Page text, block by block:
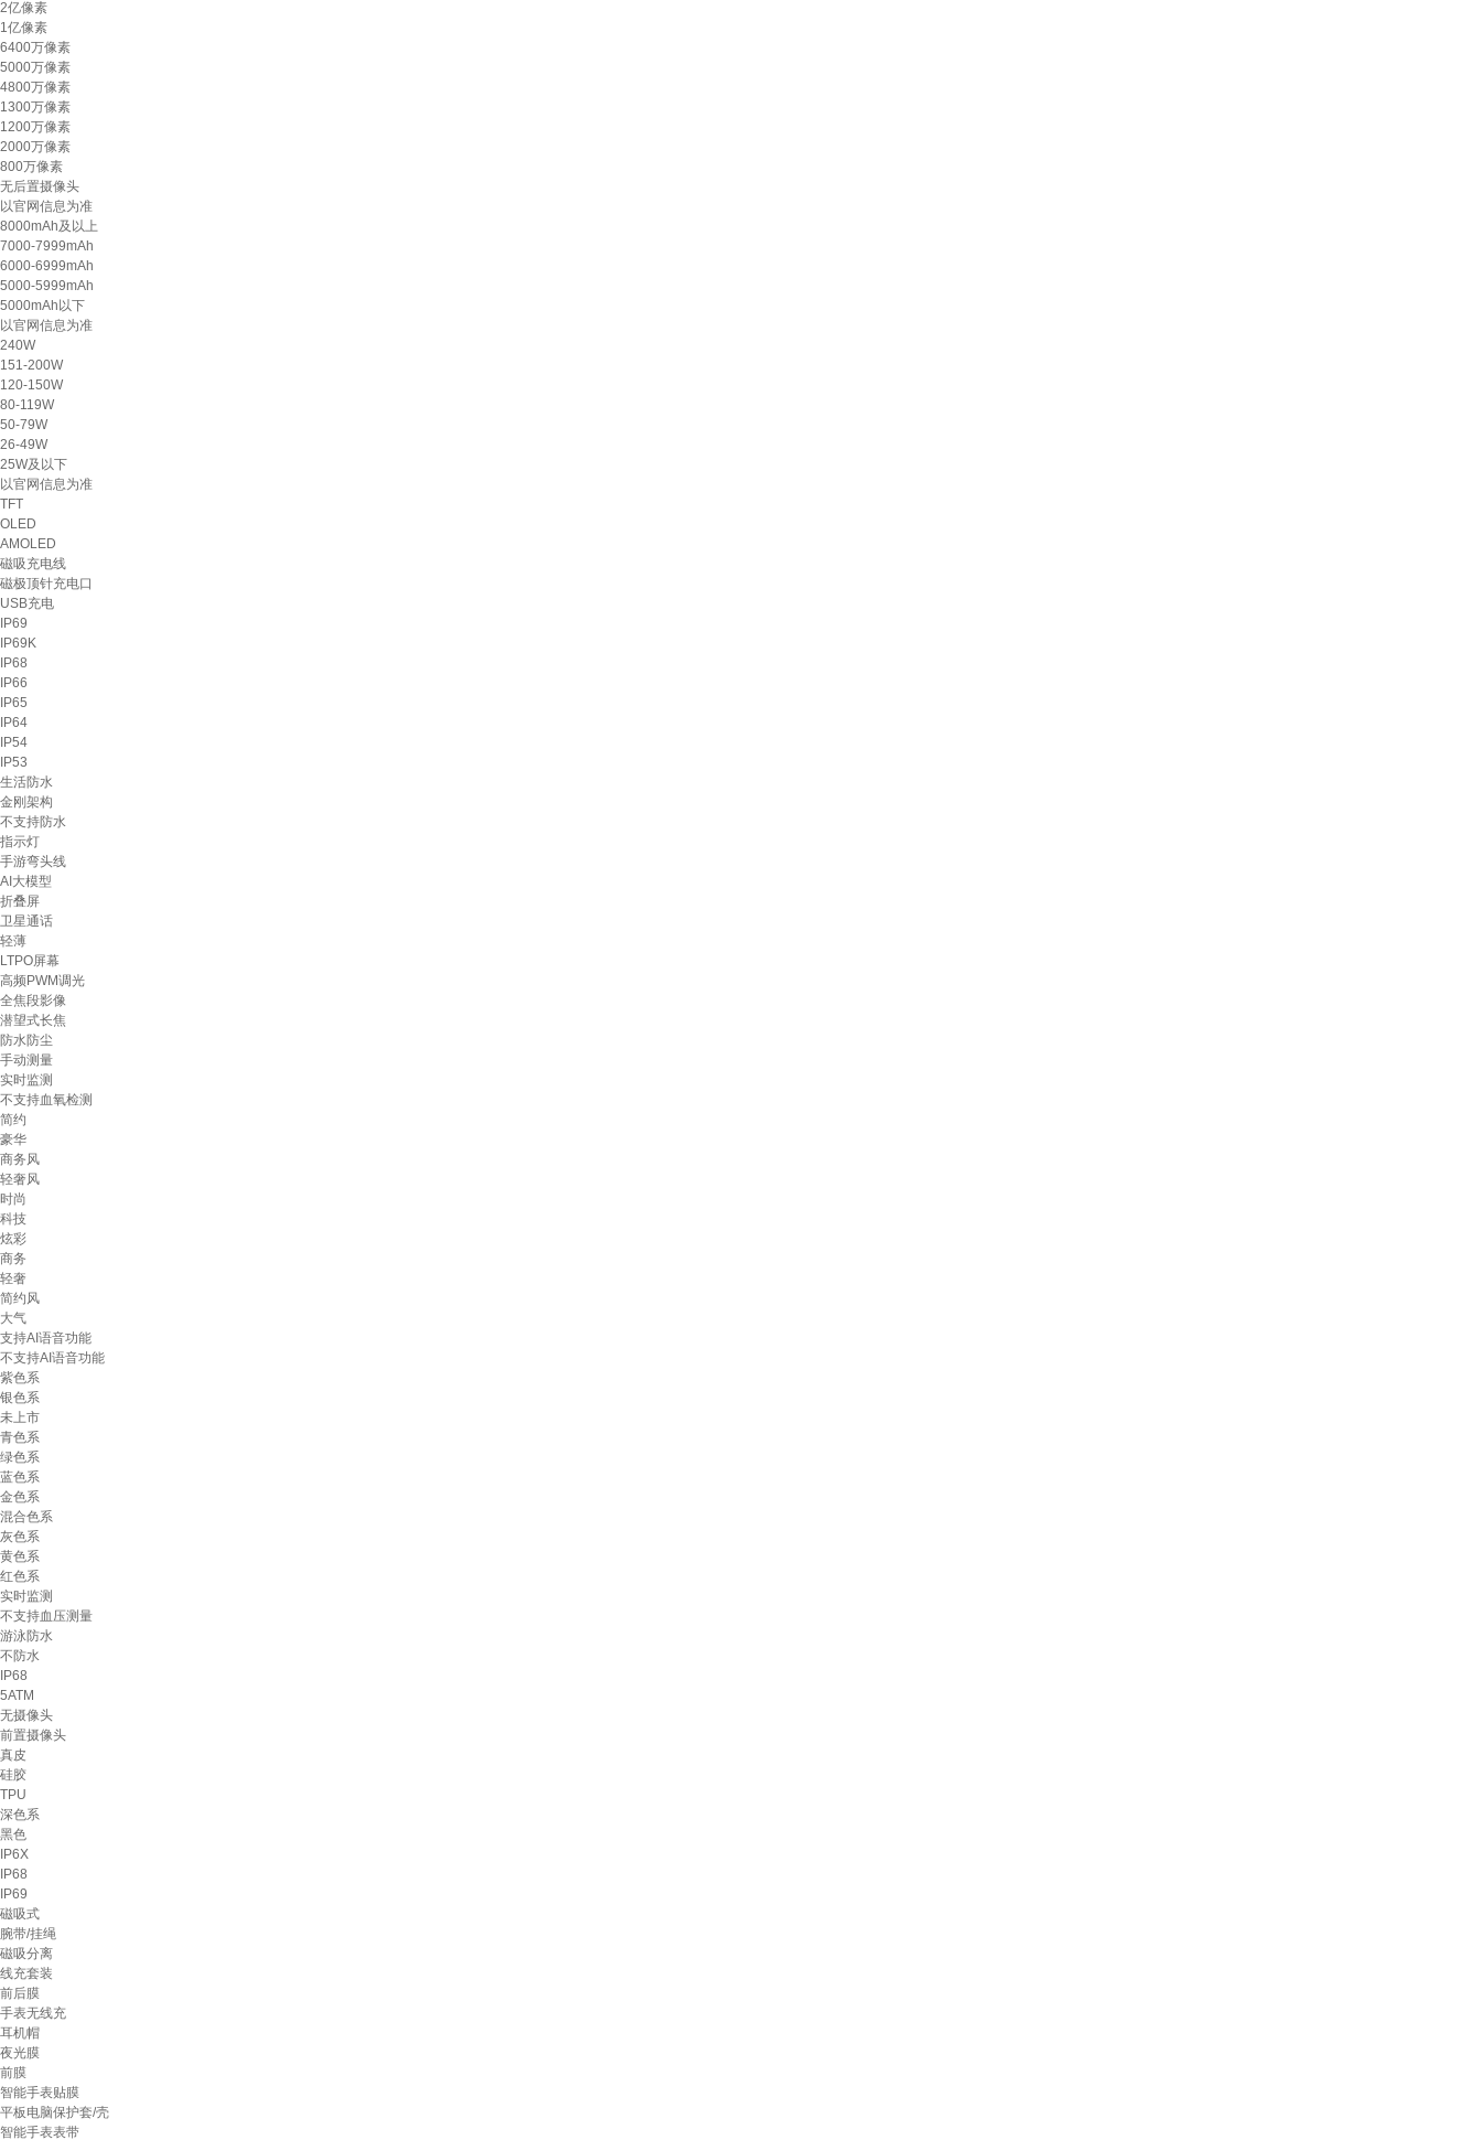
2亿像素
1亿像素
6400万像素
5000万像素
4800万像素
1300万像素
1200万像素
2000万像素
800万像素
无后置摄像头
以官网信息为准
8000mAh及以上
7000-7999mAh
6000-6999mAh
5000-5999mAh
5000mAh以下
以官网信息为准
240W
151-200W
120-150W
80-119W
50-79W
26-49W
25W及以下
以官网信息为准
TFT
OLED
AMOLED
磁吸充电线
磁极顶针充电口
USB充电
IP69
IP69K
IP68
IP66
IP65
IP64
IP54
IP53
生活防水
金刚架构
不支持防水
指示灯
手游弯头线
AI大模型
折叠屏
卫星通话
轻薄
LTPO屏幕
高频PWM调光
全焦段影像
潜望式长焦
防水防尘
手动测量
实时监测
不支持血氧检测
简约
豪华
商务风
轻奢风
时尚
科技
炫彩
商务
轻奢
简约风
大气
支持AI语音功能
不支持AI语音功能
紫色系
银色系
未上市
青色系
绿色系
蓝色系
金色系
混合色系
灰色系
黄色系
红色系
实时监测
不支持血压测量
游泳防水
不防水
IP68
5ATM
无摄像头
前置摄像头
真皮
硅胶
TPU
深色系
黑色
IP6X
IP68
IP69
磁吸式
腕带/挂绳
磁吸分离
线充套装
前后膜
手表无线充
耳机帽
夜光膜
前膜
智能手表贴膜
平板电脑保护套/壳
智能手表表带